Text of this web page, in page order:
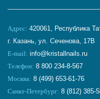
Адрес: 420061, Республика
г. Казань, ул. Сеченова, 17В
E-mail: info@kristallnails.ru
Телефон: 8 800 234-8-567
Москва: 8 (499) 653-61-76
Санкт-Петербург: 8 (812) 385-